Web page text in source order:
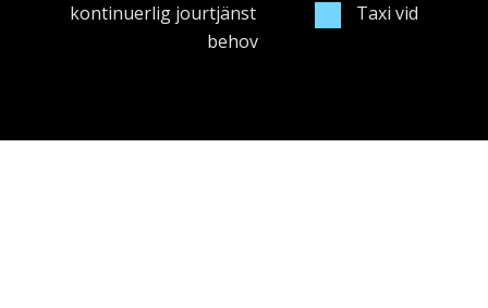
kontinuerlig jourtjänst
Taxi vid
behov